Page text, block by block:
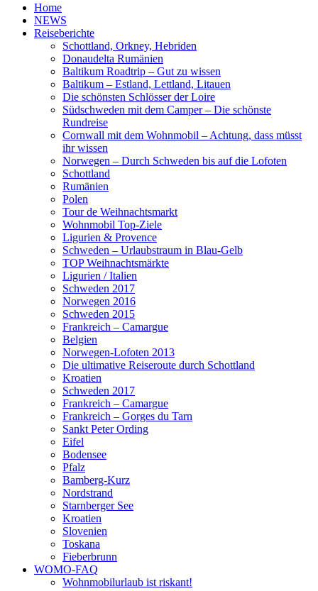
Home
NEWS
Reiseberichte
Schottland, Orkney, Hebriden
Donaudelta Rumänien
Baltikum Roadtrip – Gut zu wissen
Baltikum – Estland, Lettland, Litauen
Die schönsten Schlösser der Loire
Südschweden mit dem Camper – Die schönste
Rundreise
Cornwall mit dem Wohnmobil – Achtung, dass müsst
ihr wissen
Norwegen – Durch Schweden bis auf die Lofoten
Schottland
Rumänien
Polen
Tour de Weihnachtsmarkt
Wohnmobil Top-Ziele
Ligurien & Provence
Schweden – Urlaubstraum in Blau-Gelb
TOP Weihnachtsmärkte
Ligurien / Italien
Schweden 2017
Norwegen 2016
Schweden 2015
Frankreich – Camargue
Belgien
Norwegen-Lofoten 2013
Die ultimative Reiseroute durch Schottland
Kroatien
Schweden 2017
Frankreich – Camargue
Frankreich – Gorges du Tarn
Sankt Peter Ording
Eifel
Bodensee
Pfalz
Bamberg-Kurz
Nordstrand
Starnberger See
Kroatien
Slovenien
Toskana
Fieberbrunn
WOMO-FAQ
Wohnmobilurlaub ist riskant!